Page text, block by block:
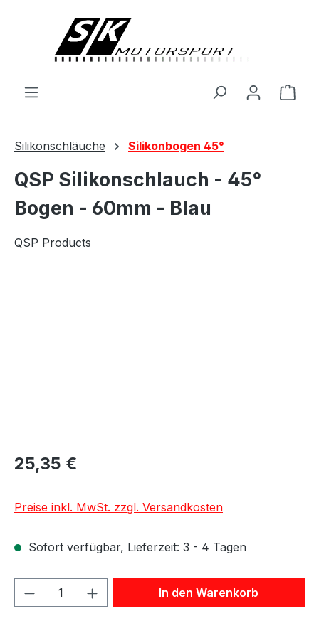
Silikonschläuche Silikonbogen 45°
QSP Silikonschlauch - 45°
Bogen - 60mm - Blau
QSP Products
25,35 €
Preise inkl. MwSt. zzgl. Versandkosten
Sofort verfügbar, Lieferzeit: 3 - 4 Tagen
Produkt Anzahl: Gib denIn den Warenkorb